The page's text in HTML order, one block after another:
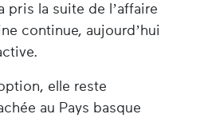
pris la suite de l’affaire
continue, aujourd’hui
elle reste
au Pays basque